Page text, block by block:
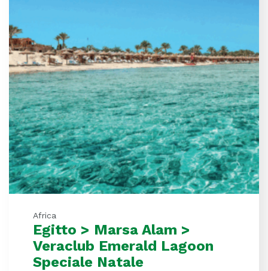
Africa
Egitto > Marsa Alam >
Veraclub Emerald Lagoon
Speciale Natale